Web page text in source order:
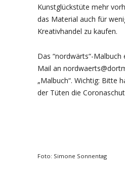
Kunstglückstüte mehr
das Material auch für
Kreativhandel zu kaufen.
Das “nordwärts“-Malbuch
Mail an
„Malbuch“. Wichtig: Bitte
der Tüten die
Foto: Simone Sonnentag